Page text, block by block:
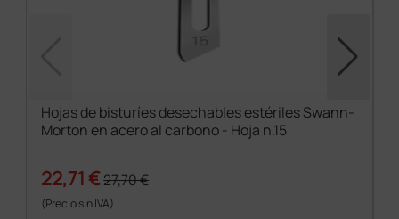
Hojas de bisturíes desechables estériles Swann-
Morton en acero al carbono - Hoja n.15
22,71 €27,70 €
(Precio sin IVA)